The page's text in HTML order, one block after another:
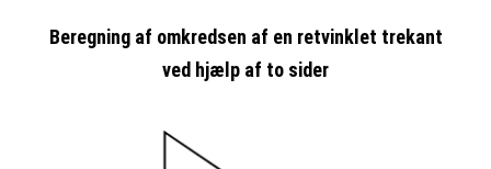
Beregning af omkredsen af en retvinklet trekant
ved hjælp af to sider